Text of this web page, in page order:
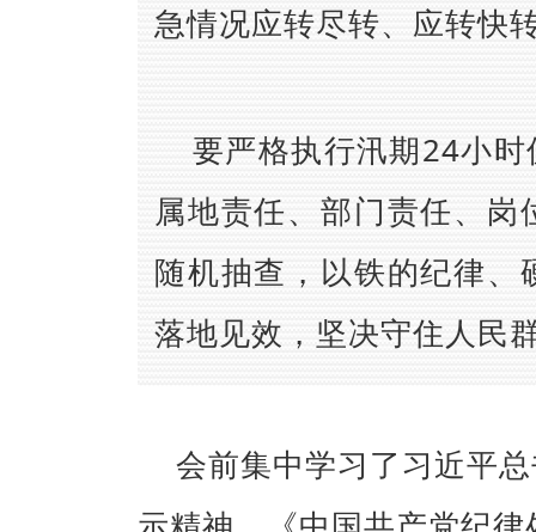
急情况应转尽转、应转快
要严格执行汛期24小
属地责任、部门责任、
随机抽查，以铁的纪律
落地见效，坚决守住人民
会前集中学习了习近平